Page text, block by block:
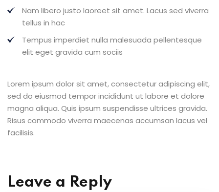
Nam libero justo laoreet sit amet. Lacus sed viverra
tellus in hac
Tempus imperdiet nulla malesuada pellentesque
elit eget gravida cum sociis
Lorem ipsum dolor sit amet, consectetur adipiscing elit,
sed do eiusmod tempor incididunt ut labore et dolore
magna aliqua. Quis ipsum suspendisse ultrices gravida.
Risus commodo viverra maecenas accumsan lacus vel
facilisis.
Leave a Reply